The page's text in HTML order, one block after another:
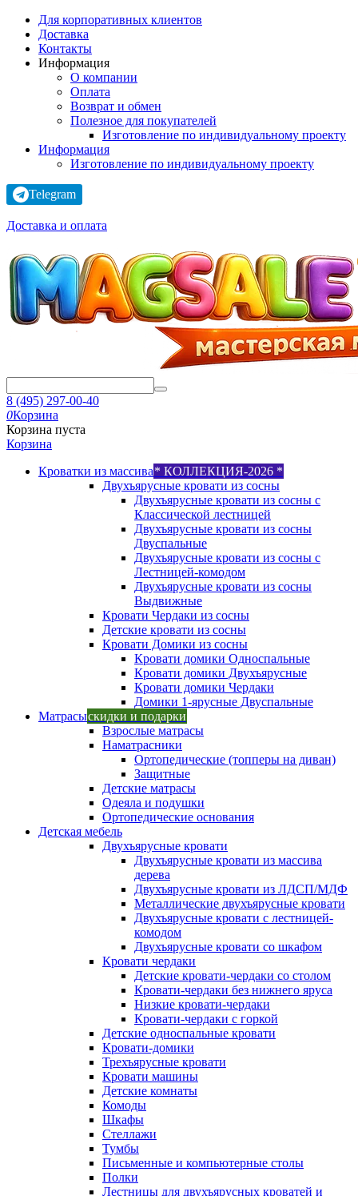
Для корпоративных клиентов
Доставка
Контакты
Информация
О компании
Оплата
Возврат и обмен
Полезное для покупателей
Изготовление по индивидуальному проекту
Информация
Изготовление по индивидуальному проекту
Telegram
Доставка и оплата
8 (495) 297-00-40
0Корзина
Корзина пуста
Корзина
Кроватки из массива* КОЛЛЕКЦИЯ-2026 *
Двухъярусные кровати из сосны
Двухъярусные кровати из сосны с
Классической лестницей
Двухъярусные кровати из сосны
Двуспальные
Двухъярусные кровати из сосны с
Лестницей-комодом
Двухъярусные кровати из сосны
Выдвижные
Кровати Чердаки из сосны
Детские кровати из сосны
Кровати Домики из сосны
Кровати домики Односпальные
Кровати домики Двухъярусные
Кровати домики Чердаки
Домики 1-ярусные Двуспальные
Матрасыскидки и подарки
Взрослые матрасы
Наматрасники
Ортопедические (топперы на диван)
Защитные
Детские матрасы
Одеяла и подушки
Ортопедические основания
Детская мебель
Двухъярусные кровати
Двухъярусные кровати из массива
дерева
Двухъярусные кровати из ЛДСП/МДФ
Металлические двухъярусные кровати
Двухъярусные кровати с лестницей-
комодом
Двухъярусные кровати со шкафом
Кровати чердаки
Детские кровати-чердаки со столом
Кровати-чердаки без нижнего яруса
Низкие кровати-чердаки
Кровати-чердаки с горкой
Детские односпальные кровати
Кровати-домики
Трехъярусные кровати
Кровати машины
Детские комнаты
Комоды
Шкафы
Стеллажи
Тумбы
Письменные и компьютерные столы
Полки
Лестницы для двухъярусных кроватей и